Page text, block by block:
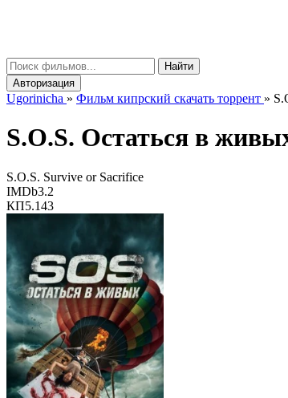
Найти
Авторизация
Ugorinicha » Фильм кипрский скачать торрент »
S.O.S. Остаться в
S.O.S. Survive or Sacrifice
IMDb3.2
КП5.143